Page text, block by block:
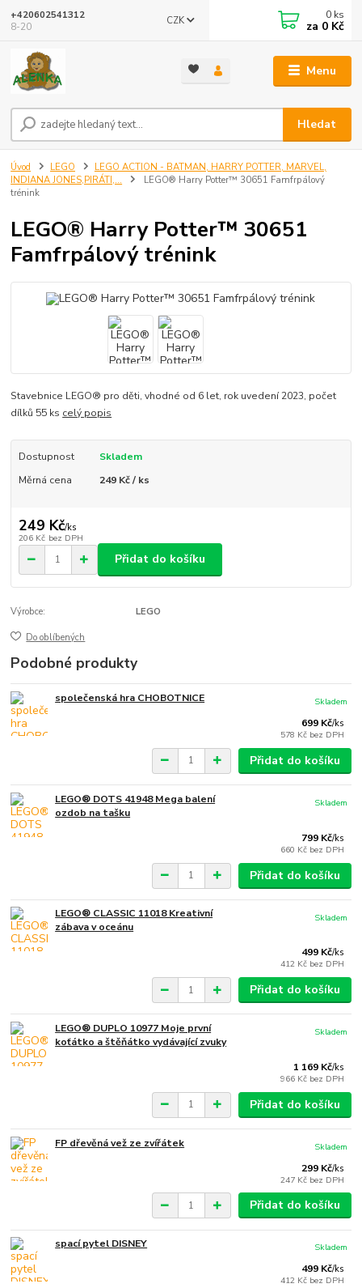
Menu
CZK
Hledat
+420602541312
8-20
0 ks
za 0 Kč
Úvod LEGO
LEGO ACTION - BATMAN, HARRY POTTER, MARVEL,
INDIANA JONES,PIRÁTI,...
LEGO® Harry Potter™ 30651 Famfrpálový
trénink
LEGO® Harry Potter™ 30651
Famfrpálový trénink
Stavebnice LEGO® pro děti, vhodné od 6 let, rok uvedení 2023, počet
dílků 55 ks celý popis
Dostupnost
Skladem
Měrná cena
249 Kč / ks
249 Kč/ks
206 Kč bez DPH
Přidat do košíku
Výrobce: LEGO
Do oblíbených
Podobné produkty
společenská hra CHOBOTNICE
699 Kč/ks
578 Kč bez DPH
Skladem
Přidat do košíku
LEGO® DOTS 41948 Mega balení
ozdob na tašku
799 Kč/ks
660 Kč bez DPH
Skladem
Přidat do košíku
LEGO® CLASSIC 11018 Kreativní
zábava v oceánu
499 Kč/ks
412 Kč bez DPH
Skladem
Přidat do košíku
LEGO® DUPLO 10977 Moje první
koťátko a štěňátko vydávající zvuky
1 169 Kč/ks
966 Kč bez DPH
Skladem
Přidat do košíku
FP dřevěná vež ze zvířátek
299 Kč/ks
247 Kč bez DPH
Skladem
Přidat do košíku
spací pytel DISNEY
499 Kč/ks
412 Kč bez DPH
Skladem